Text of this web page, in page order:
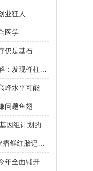
业狂人
医学
仍是基石
问题鱼翅
年全面铺开